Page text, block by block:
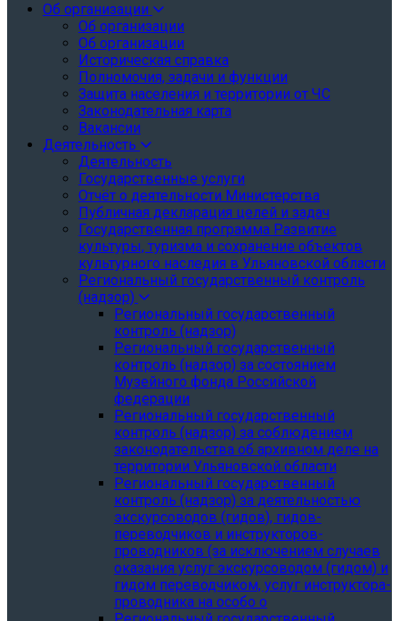
Об организации
Об организации
Об организации
Историческая справка
Полномочия, задачи и функции
Защита населения и территории от ЧС
Законодательная карта
Вакансии
Деятельность
Деятельность
Государственные услуги
Отчёт о деятельности Министерства
Публичная декларация целей и задач
Государственная программа Развитие
культуры, туризма и сохранение объектов
культурного наследия в Ульяновской области
Региональный государственный контроль
(надзор)
Региональный государственный
контроль (надзор)
Региональный государственный
контроль (надзор) за состоянием
Музейного фонда Российской
федерации
Региональный государственный
контроль (надзор) за соблюдением
законодательства об архивном деле на
территории Ульяновской области
Региональный государственный
контроль (надзор) за деятельностью
экскурсоводов (гидов), гидов-
переводчиков и инструкторов-
проводников (за исключением случаев
оказания услуг экскурсоводом (гидом) и
гидом переводчиком, услуг инструктора-
проводника на особо о